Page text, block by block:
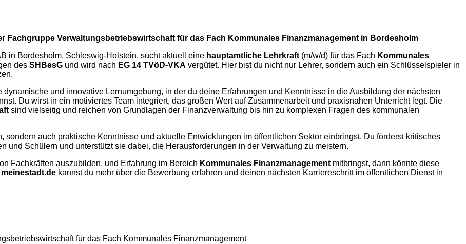
Fachgruppe Verwaltungsbetriebswirtschaft für das Fach Kommunales Finanzmanagement in Bordesholm
in Bordesholm, Schleswig-Holstein, sucht aktuell eine hauptamtliche Lehrkraft (m/w/d) für das Fach Kommunales
des SHBesG und wird nach EG 14 TVöD-VKA vergütet. Hier bist du nicht nur Lehrer, sondern auch ein Schlüsselspieler in
und innovative Lernumgebung, in der du deine Erfahrungen und Kenntnisse in die Ausbildung der nächsten
Du wirst in ein motiviertes Team integriert, das großen Wert auf Zusammenarbeit und praxisnahen Unterricht legt. Die
sind vielseitig und reichen von Grundlagen der Finanzverwaltung bis hin zu komplexen Fragen des kommunalen
sondern auch praktische Kenntnisse und aktuelle Entwicklungen im öffentlichen Sektor einbringst. Du förderst kritisches
und Schülern und unterstützt sie dabei, die Herausforderungen in der Verwaltung zu meistern.
Fachkräften auszubilden, und Erfahrung im Bereich Kommunales Finanzmanagement mitbringst, dann könnte diese
meinestadt.de kannst du mehr über die Bewerbung erfahren und deinen nächsten Karriereschritt im öffentlichen Dienst in
für das Fach Kommunales Finanzmanagement